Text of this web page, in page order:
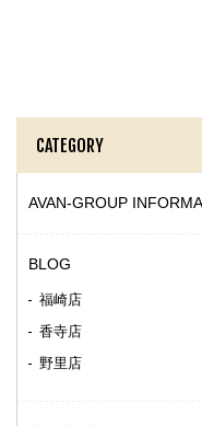
CATEGORY
AVAN-GROUP
BLOG
福崎店
香寺店
野里店